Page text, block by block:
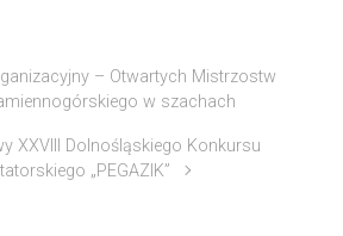
– Otwartych Mistrzostw
w szachach
XXVIII Dolnośląskiego Konkursu
„PEGAZIK”